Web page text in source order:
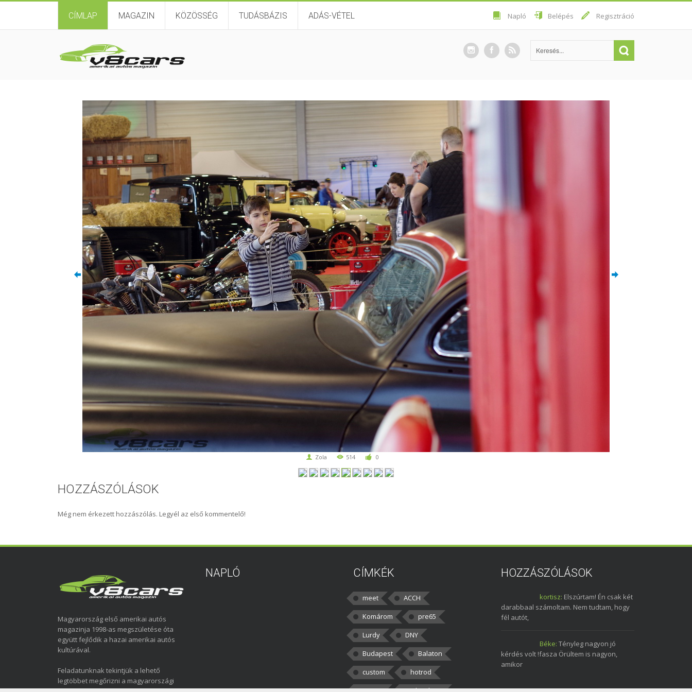
CÍMLAP MAGAZIN KÖZÖSSÉG TUDÁSBÁZIS ADÁS-VÉTEL Napló Belépés Regisztráció
Zola 514 0
HOZZÁSZÓLÁSOK
Még nem érkezett hozzászólás. Legyél az első kommentelő!
Magyarország első amerikai autós
magazinja 1998-as megszületése óta
együtt fejlődik a hazai amerikai autós
kultúrával.
Feladatunknak tekintjük a lehető
legtöbbet megőrizni a magyarországi
NAPLÓ CÍMKÉK
meet
ACCH
Komárom
pre65
Lurdy
DNY
Budapest
Balaton
custom
hotrod
HOZZÁSZÓLÁSOK
kortisz: Elszúrtam! Én csak két
darabbaal számoltam. Nem tudtam, hogy
fél autót,
Béke: Tényleg nagyon jó
kérdés volt !fasza Örültem is nagyon,
amikor